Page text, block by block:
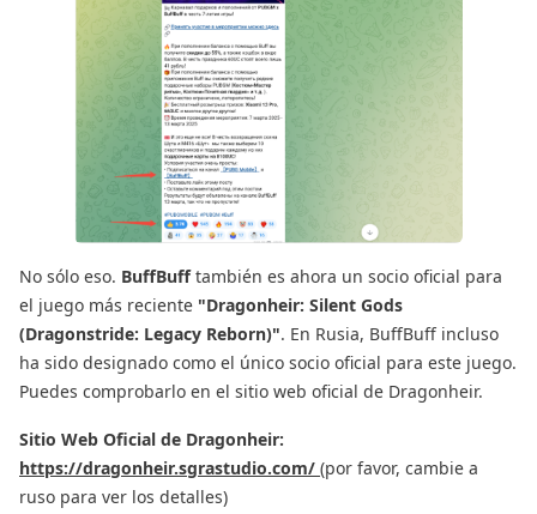
No sólo eso. BuffBufftambién es ahora un socio oficial para
el juego más reciente "Dragonheir: Silent Gods
(Dragonstride: Legacy Reborn)". En Rusia, BuffBuff incluso
ha sido designado como el único socio oficial para este juego.
Puedes comprobarlo en el sitio web oficial de Dragonheir.
Sitio Web Oficial de Dragonheir:
https://dragonheir.sgrastudio.com/ (por favor, cambie a
ruso para ver los detalles)